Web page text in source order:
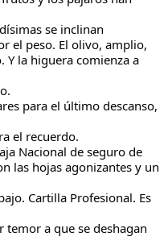
se inclinan
el peso. El olivo, amplio,
la higuera comienza a
para el último descanso,
el recuerdo.
Nacional de seguro de
las hojas agonizantes y un
Cartilla Profesional. Es
temor a que se deshagan